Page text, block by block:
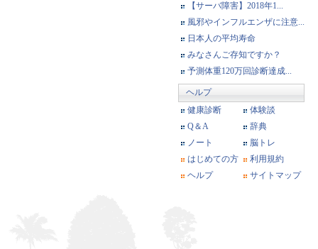
【サーバ障害】2018年1...
風邪やインフルエンザに注意...
日本人の平均寿命
みなさんご存知ですか？
予測体重120万回診断達成...
ヘルプ
健康診断
体験談
Q＆A
辞典
ノート
脳トレ
はじめての方
利用規約
ヘルプ
サイトマップ